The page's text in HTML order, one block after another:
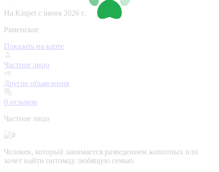
На Kinpet c июня 2026 г.
Раменское
Показать на карте
Частное лицо
Другие объявления
0 отзывов
Частное лицо
Человек, который занимается разведением животных или
хочет найти питомцу любящую семью.